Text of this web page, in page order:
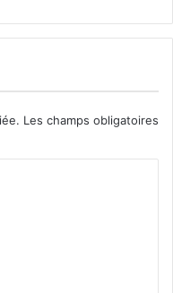
Les champs obligatoires